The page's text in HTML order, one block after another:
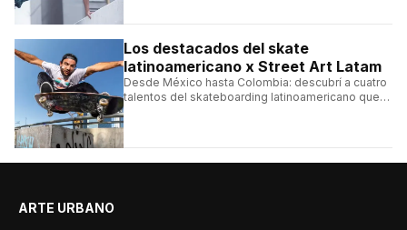
Los destacados del skate
latinoamericano x Street Art Latam
Desde México hasta Colombia: descubrí a cuatro
talentos del skateboarding latinoamericano que
ARTE URBANO